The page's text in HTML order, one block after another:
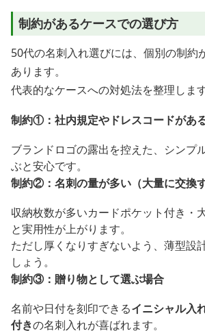
制約があるケースでの選び方
50代の名刺入れ選びには、個別の制約
あります。
代表的なケースへの対処法を整理します
制約①：社内規定やドレスコードがあ
ブランドロゴの露出を控えた、シンプ
ぶと安心です。
制約②：名刺の量が多い（大量に交換
収納枚数が多いカードポケット付き・
と実用性が上がります。
ただし厚くなりすぎないよう、薄型設
しょう。
制約③：贈り物として選ぶ場合
名前や日付を刻印できるイニシャル入
付きの名刺入れが喜ばれます。